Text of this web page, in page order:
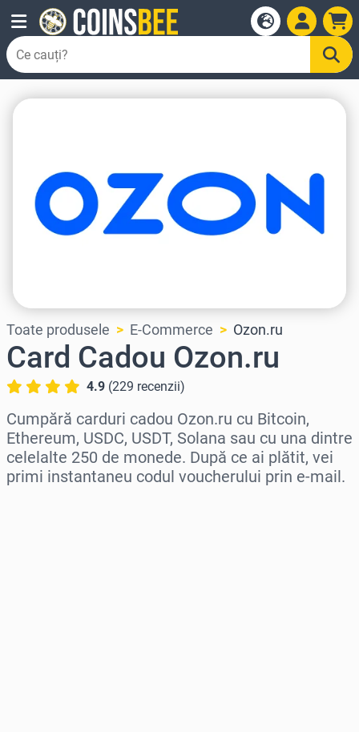
Toate produsele E-Commerce Ozon.ru
Card Cadou Ozon.ru
4.9 (229 recenzii)
Cumpără carduri cadou Ozon.ru cu Bitcoin,
Ethereum, USDC, USDT, Solana sau cu una dintre
celelalte 250 de monede. După ce ai plătit, vei
primi instantaneu codul voucherului prin e-mail.